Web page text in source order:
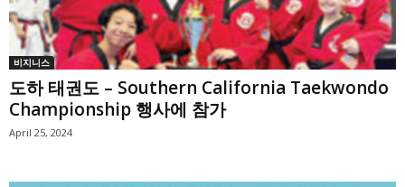
비지니스
도하 태권도 – Southern California Taekwondo
Championship 행사에 참가
April 25, 2024